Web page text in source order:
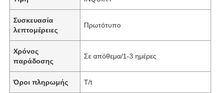
Συσκευασία
λεπτομέρειες
Πρωτότυπο
Χρόνος
παράδοσης
Σε απόθεμα/1-3 ημέρες
Όροι πληρωμής T/t